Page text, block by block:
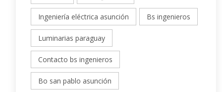
Ingeniería eléctrica asunción Bs ingenieros
Luminarias paraguay
Contacto bs ingenieros
Bo san pablo asunción